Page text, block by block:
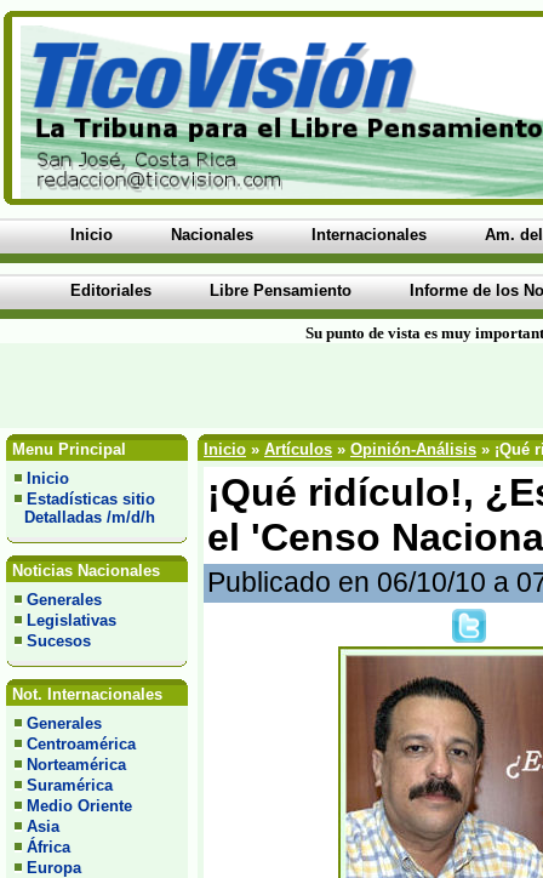
Inicio Nacionales Internacionales Am.
Editoriales Libre Pensamiento Informe de los
Su punto de vista es muy
Menu Principal
Inicio
Estadísticas sitio
Detalladas /m/d/h
Noticias Nacionales
Generales
Legislativas
Sucesos
Not. Internacionales
Generales
Centroamérica
Norteamérica
Suramérica
Medio Oriente
Asia
África
Europa
Inicio » Artículos » Opinión-Análisis » ¡Qué
¡Qué ridículo!,
el 'Censo
Publicado en 06/10/10 a